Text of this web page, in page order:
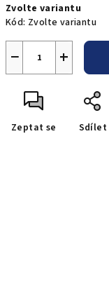
cena:
Zvolte variantu
Kód: Zvolte variantu
+
−
Zeptat se Sdílet